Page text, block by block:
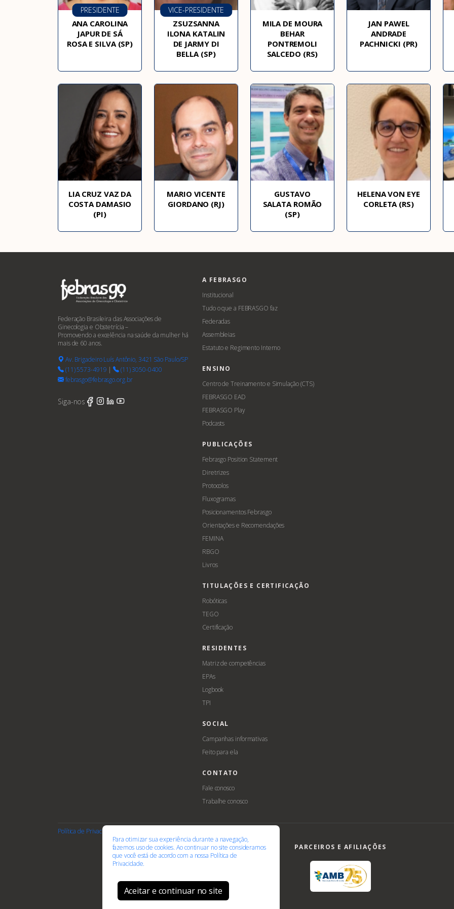
PRESIDENTE
ANA CAROLINA
JAPUR DE SÁ
ROSA E SILVA (SP)
VICE-PRESIDENTE
ZSUZSANNA
ILONA KATALIN
DE JARMY DI
BELLA (SP)
MILA DE MOURA
BEHAR
PONTREMOLI
SALCEDO (RS)
JAN PAWEL
ANDRADE
PACHNICKI (PR)
LIA CRUZ VAZ DA
COSTA DAMASIO
(PI)
MARIO VICENTE
GIORDANO (RJ)
GUSTAVO
SALATA ROMÃO
(SP)
HELENA VON EYE
CORLETA (RS)
Federação Brasileira das Associações de
Ginecologia e Obstetrícia –
Promovendo a excelência na saúde da mulher há
mais de 60 anos.
Av. Brigadeiro Luís Antônio, 3421 São Paulo/SP
(11) 5573-4919 |
(11) 3050-0400
febrasgo@febrasgo.org.br
Siga-nos
A FEBRASGO
Institucional
Tudo o que a FEBRASGO faz
Federadas
Assembleias
Estatuto e Regimento Interno
ENSINO
Centro de Treinamento e Simulação (CTS)
FEBRASGO EAD
FEBRASGO Play
Podcasts
PUBLICAÇÕES
Febrasgo Position Statement
Diretrizes
Protocolos
Fluxogramas
Posicionamentos Febrasgo
Orientações e Recomendações
FEMINA
RBGO
Livros
TITULAÇÕES E CERTIFICAÇÃO
Robóticas
TEGO
Certificação
RESIDENTES
Matriz de competências
EPAs
Logbook
TPI
SOCIAL
Campanhas informativas
Feito para ela
CONTATO
Fale conosco
Trabalhe conosco
Política de Privacidade
PARCEIROS E AFILIAÇÕES
Para otimizar sua experiência durante a navegação,
fazemos uso de cookies. Ao continuar no site consideramos
que você está de acordo com a nossa Política de
Privacidade.
Aceitar e continuar no site